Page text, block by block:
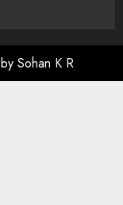
by Sohan K R